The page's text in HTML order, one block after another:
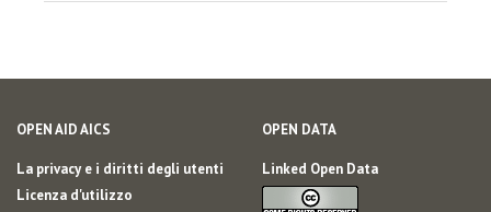
OPEN AID AICS
La privacy e i diritti degli utenti
Licenza d'utilizzo
OPEN DATA
Linked Open Data